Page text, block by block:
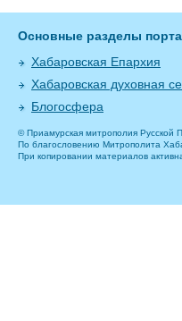
Основные разделы
Хабаровская Епархия
Хабаровская духовная
Блогосфера
© Приамурская митрополия Русской
По благословению Митрополита
При копировании материалов